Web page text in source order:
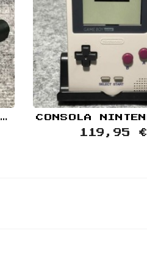
BATERIA+CARGADOR JAP NINTENDO GAME BOY POCKET
119,95 €